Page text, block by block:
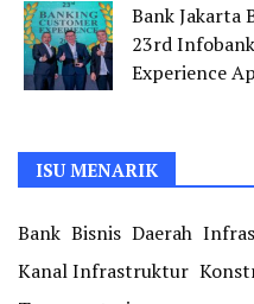
Bank Jakarta
23rd
Experience
ISU MENARIK
Bank Bisnis Daerah
Kanal Infrastruktur